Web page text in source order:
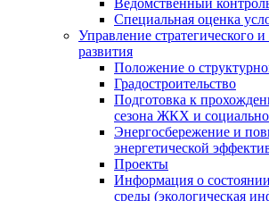
Ведомственный
Специальная оценка
Управление стратегического
развития
Положение о
Градостроительство
Подготовка к
сезона ЖКХ и
Энергосбережение и
энергетической
Проекты
Информация о
среды (экологическая